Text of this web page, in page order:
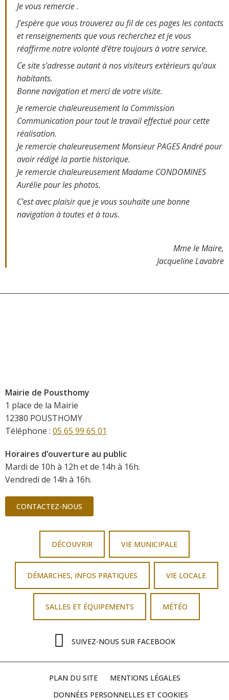
Je vous remercie .
J’espère que vous trouverez au fil de ces pages les contacts
et renseignements que vous recherchez et je vous
réaffirme notre volonté d’être toujours à votre service.
Ce site s’adresse autant à nos visiteurs extérieurs qu’aux
habitants.
Bonne navigation et merci de votre visite.
Je remercie chaleureusement la Commission
Communication pour tout le travail effectué pour cette
réalisation.
Je remercie chaleureusement Monsieur PAGES André pour
avoir rédigé la partie historique.
Je remercie chaleureusement Madame CONDOMINES
Aurélie pour les photos.
C’est avec plaisir que je vous souhaite une bonne
navigation à toutes et à tous.
Mme le Maire,
Jacqueline Lavabre
Mairie de Pousthomy
1 place de la Mairie
12380 POUSTHOMY
Téléphone : 05 65 99 65 01
Horaires d’ouverture au public
Mardi de 10h à 12h et de 14h à 16h.
Vendredi de 14h à 16h.
CONTACTEZ-NOUS
DÉCOUVRIR VIE MUNICIPALE
DÉMARCHES, INFOS PRATIQUES VIE LOCALE
SALLES ET ÉQUIPEMENTS MÉTÉO
SUIVEZ-NOUS SUR FACEBOOK
PLAN DU SITE
MENTIONS LÉGALES
DONNÉES PERSONNELLES ET COOKIES